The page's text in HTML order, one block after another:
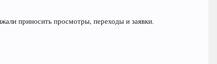
приносить просмотры, переходы и заявки.